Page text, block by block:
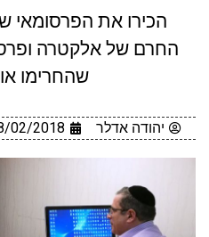
הכירו את הפרסומאי
החרם של אלקטרה
שהחרימו
יהודה אדלר 02/2018